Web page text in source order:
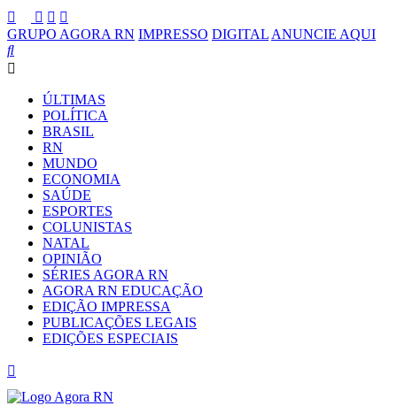
GRUPO AGORA RN IMPRESSO DIGITAL ANUNCIE AQUI
ÚLTIMAS
POLÍTICA
BRASIL
RN
MUNDO
ECONOMIA
SAÚDE
ESPORTES
COLUNISTAS
NATAL
OPINIÃO
SÉRIES AGORA RN
AGORA RN EDUCAÇÃO
EDIÇÃO IMPRESSA
PUBLICAÇÕES LEGAIS
EDIÇÕES ESPECIAIS